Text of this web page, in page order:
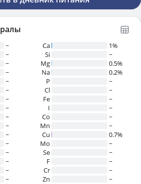
~
~
~
~
~
~
~
~
~
~
~
~
~
~
~
~
Ca
1%
Si
~
Mg
0.5%
Na
0.2%
P
~
Cl
~
Fe
~
I
~
Co
~
Mn
~
Cu
0.7%
Mo
~
Se
~
F
~
Cr
~
Zn
~